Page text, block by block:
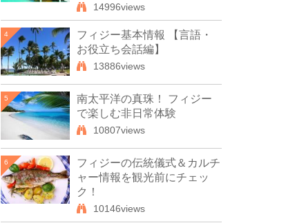
14996views
4
フィジー基本情報 【言語・
お役立ち会話編】
13886views
5
南太平洋の真珠！ フィジー
で楽しむ非日常体験
10807views
6
フィジーの伝統儀式＆カルチ
ャー情報を観光前にチェッ
ク！
10146views